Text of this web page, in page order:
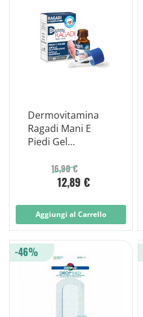
Dermovitamina
Ragadi Mani E
Piedi Gel
16,90 €
12,89 €
Aggiungi al Carrello
-46%